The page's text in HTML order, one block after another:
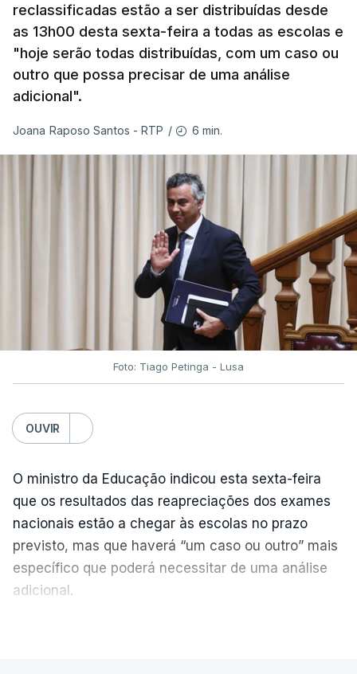
reclassificadas estão a ser distribuídas desde
as 13h00 desta sexta-feira a todas as escolas e
"hoje serão todas distribuídas, com um caso ou
outro que possa precisar de uma análise
adicional".
Joana Raposo Santos - RTP / 6 min.
Foto: Tiago Petinga - Lusa
OUVIR
O ministro da Educação indicou esta sexta-feira
que os resultados das reapreciações dos exames
nacionais estão a chegar às escolas no prazo
previsto, mas que haverá “um caso ou outro” mais
específico que poderá necessitar de uma análise
adicional.